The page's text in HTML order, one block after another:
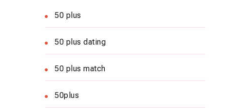
50 plus
50 plus dating
50 plus match
50plus